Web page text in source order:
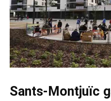
Sants-Montjuïc